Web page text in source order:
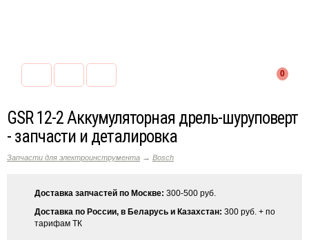
0
GSR 12-2 Аккумуляторная дрель-шуруповерт
- запчасти и деталировка
Запчасти для электроинструмента → Bosch
Доставка запчастей по Москве: 300-500 руб.
Доставка по России, в Беларусь и Казахстан: 300 руб. + по
тарифам ТК